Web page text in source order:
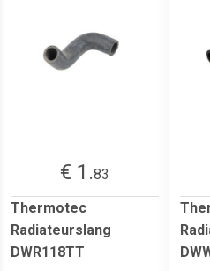
€ 1.83
Thermotec
Radiateurslang
DWR118TT